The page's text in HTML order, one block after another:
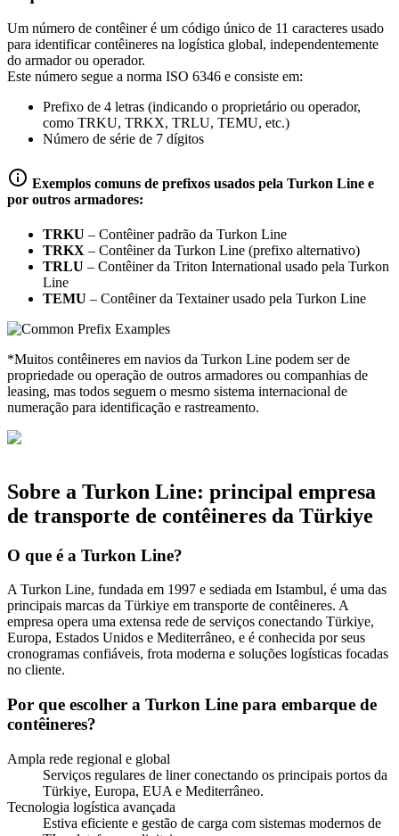
Um número de contêiner é um código único de 11 caracteres usado
para identificar contêineres na logística global, independentemente
do armador ou operador.
Este número segue a norma ISO 6346 e consiste em:
Prefixo de 4 letras (indicando o proprietário ou operador,
como TRKU, TRKX, TRLU, TEMU, etc.)
Número de série de 7 dígitos
Exemplos comuns de prefixos usados pela Turkon Line e
por outros armadores:
TRKU – Contêiner padrão da Turkon Line
TRKX – Contêiner da Turkon Line (prefixo alternativo)
TRLU – Contêiner da Triton International usado pela Turkon
Line
TEMU – Contêiner da Textainer usado pela Turkon Line
*Muitos contêineres em navios da Turkon Line podem ser de
propriedade ou operação de outros armadores ou companhias de
leasing, mas todos seguem o mesmo sistema internacional de
numeração para identificação e rastreamento.
Sobre a Turkon Line: principal empresa
de transporte de contêineres da Türkiye
O que é a Turkon Line?
A Turkon Line, fundada em 1997 e sediada em Istambul, é uma das
principais marcas da Türkiye em transporte de contêineres. A
empresa opera uma extensa rede de serviços conectando Türkiye,
Europa, Estados Unidos e Mediterrâneo, e é conhecida por seus
cronogramas confiáveis, frota moderna e soluções logísticas focadas
no cliente.
Por que escolher a Turkon Line para embarque de
contêineres?
Ampla rede regional e global
Serviços regulares de liner conectando os principais portos da
Türkiye, Europa, EUA e Mediterrâneo.
Tecnologia logística avançada
Estiva eficiente e gestão de carga com sistemas modernos de